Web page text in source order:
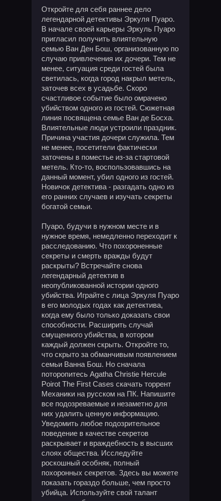
Откройте для себя раннее дело
легендарной детективы Эркуля Пуаро.
В начале своей карьеры Эркуль Пуаро
пригласил получить влиятельную
семью Ван Ден Бош, организованную по
случаю привлечения их дочери. Тем не
менее, ситуация среди гостей была
светилась, когда город накрыл метель,
заточев всех в усадьбе. Скоро
счастливое событие было омрачено
убийством одного из гостей. Сюжетная
линия посвящена семье Ван де Босха.
Влиятельные люди устроили праздник.
Причина участия дочери служила. Тем
не менее, посетители фактически
заточены в поместье из-за стартовой
метель. Кто-то, воспользовавшись на
данный момент, убил одного из гостей.
Новичок детектива - разгадать одно из
его ранних случаев и изучать секреты
богатой семьи.
Пуаро, будучи в нужном месте и в
нужное время, немедленно переходит к
расследованию. Что похороненные
секреты и смерть вражды будут
раскрыты? Встречайте снова
легендарный детектив в
неопубликованной истории одного
убийства. Играйте с лица Эркуля Пуаро
в его молодых годах как детектива,
когда ему было только доказать свои
способности. Расширить случай
смущенного убийства, в котором
каждый должен скрыть. Откройте то,
что скрыто за обманчивым появлением
семьи Ванна Бош. Но сначала
поторопитесь Agatha Christie Hercule
Poirot The First Cases скачать торрент
Механики на русском на ПК. Напишите
все подозреваемые и незаметно для
них удалить ценную информацию.
Уведомить любое подозрительное
поведение в качестве секретов
раскрывает и враждебность в высших
слоях общества. Исследуйте
роскошный особняк, полный
похоронных секретов. Здесь вы можете
показать гораздо больше, чем просто
убийца. Используйте свой талант